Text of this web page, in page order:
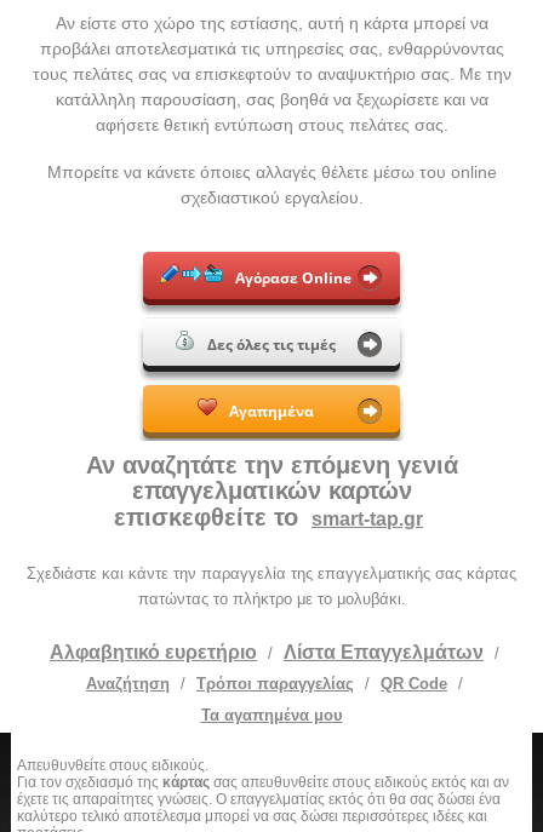
Αν είστε στο χώρο της εστίασης, αυτή η κάρτα μπορεί να
προβάλει αποτελεσματικά τις υπηρεσίες σας, ενθαρρύνοντας
τους πελάτες σας να επισκεφτούν το αναψυκτήριο σας. Με την
κατάλληλη παρουσίαση, σας βοηθά να ξεχωρίσετε και να
αφήσετε θετική εντύπωση στους πελάτες σας.
Μπορείτε να κάνετε όποιες αλλαγές θέλετε μέσω του online
σχεδιαστικού εργαλείου.
Αγόρασε Online
Δες όλες τις τιμές
Αγαπημένα
Αν αναζητάτε την επόμενη γενιά
επαγγελματικών καρτών
επισκεφθείτε το
smart-tap.gr
Σχεδιάστε και κάντε την παραγγελία της επαγγελματικής σας κάρτας
πατώντας το πλήκτρο με το μολυβάκι.
Αλφαβητικό ευρετήριο / Λίστα Επαγγελμάτων
/
Αναζήτηση
/ Τρόποι παραγγελίας / QR Code /
Τα αγαπημένα μου
Απευθυνθείτε στους ειδικούς.
Για τον σχεδιασμό της κάρτας σας απευθυνθείτε στους ειδικούς εκτός και αν
έχετε τις απαραίτητες γνώσεις. Ο επαγγελματίας εκτός ότι θα σας δώσει ένα
καλύτερο τελικό αποτέλεσμα μπορεί να σας δώσει περισσότερες ιδέες και